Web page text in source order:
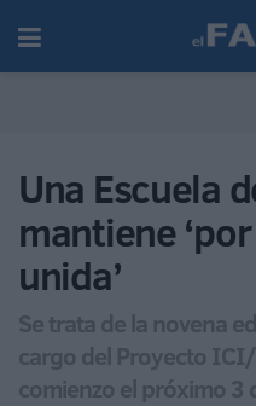
Una Escuela
mantiene
unida’
Se trata de la novena
cargo del Proyecto
comienzo el próximo 3